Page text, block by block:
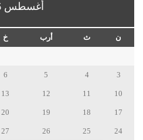
أغسطس 2026
ن ث أرب خ
3
4
5
6
10
11
12
13
17
18
19
20
24
25
26
27